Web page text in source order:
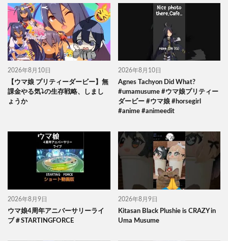
2026年8月10日
【ウマ娘 プリティーダービー】無
課金やる気⤵の生存戦略、しまし
ょうか
2026年8月10日
Agnes Tachyon Did What?
#umamusume #ウマ娘プリティー
ダービー #ウマ娘 #horsegirl
#anime #animeedit
2026年8月9日
ウマ娘4周年アニバーサリーライ
ブ＃STARTINGFORCE
2026年8月9日
Kitasan Black Plushie is CRAZY in
Uma Musume